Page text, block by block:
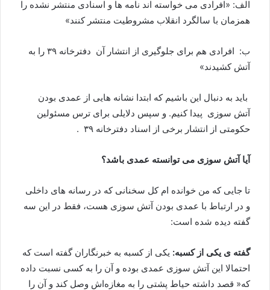
الف: «افرادی می خواسته اند نامه ها و اسنادی منتشر نشده را
همزمان با سالگرد انقلاب مشروطیت منتشر کنند»
ب: افرادی هم برای جلوگیری از انتشار آن دفترخانه ۳۹ را به
آتش کشیدند»
باید به دنبال این باشیم که ابتدا نشانه هایی از عمدی بودن
آتش سوزی پیدا کنیم. و سپس دلایلی برای ترس مسئولین
حکومتی از انتشار برخی از اسناد دفترخانه ۳۹ .
آیا آتش سوزی می توانسته عمدی باشد؟
تا جایی که من خوانده ام کل سخنانی که در رسانه های داخلی
و در ارتباط با عمدی بودن آتش سوزی هست، فقط در این سه
گفته دیده شده است:
گفته ی یکی از کسبه: یکی از کسبه به خبرنگاران گفته است که
احتمالا این آتش سوزی عمدی بوده و آن را به کسی نسبت داده
که« قصد داشته حیاط پشتی را به مغازه‌اش وصل کند و آن را